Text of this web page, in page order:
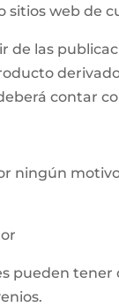
sitios web de
de las
contar
ningún
pueden tener